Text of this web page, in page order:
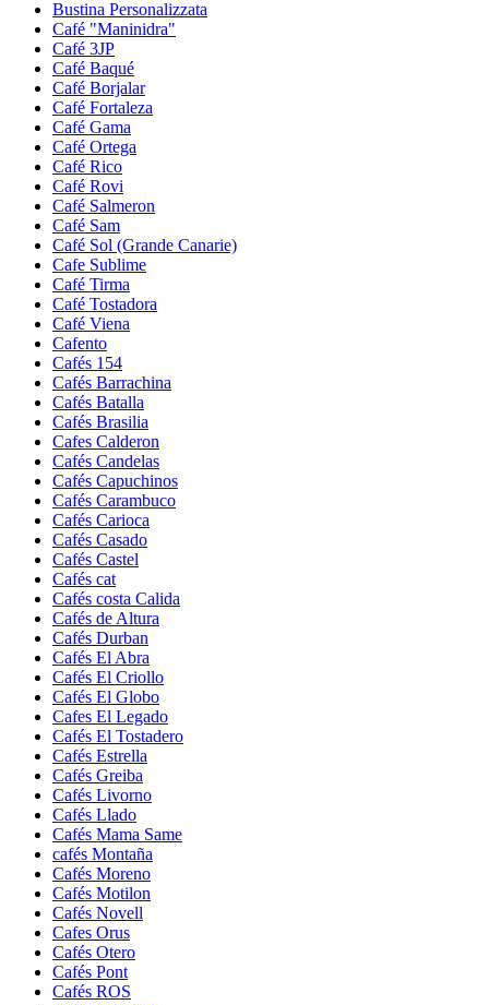
Bustina Personalizzata
Café "Maninidra"
Café 3JP
Café Baqué
Café Borjalar
Café Fortaleza
Café Gama
Café Ortega
Café Rico
Café Rovi
Café Salmeron
Café Sam
Café Sol (Grande Canarie)
Cafe Sublime
Café Tirma
Café Tostadora
Café Viena
Cafento
Cafés 154
Cafés Barrachina
Cafés Batalla
Cafés Brasilia
Cafes Calderon
Cafés Candelas
Cafés Capuchinos
Cafés Carambuco
Cafés Carioca
Cafés Casado
Cafés Castel
Cafés cat
Cafés costa Calida
Cafés de Altura
Cafés Durban
Cafés El Abra
Cafés El Criollo
Cafés El Globo
Cafes El Legado
Cafés El Tostadero
Cafés Estrella
Cafés Greiba
Cafés Livorno
Cafés Llado
Cafés Mama Same
cafés Montaña
Cafés Moreno
Cafés Motilon
Cafés Novell
Cafes Orus
Cafés Otero
Cafés Pont
Cafés ROS